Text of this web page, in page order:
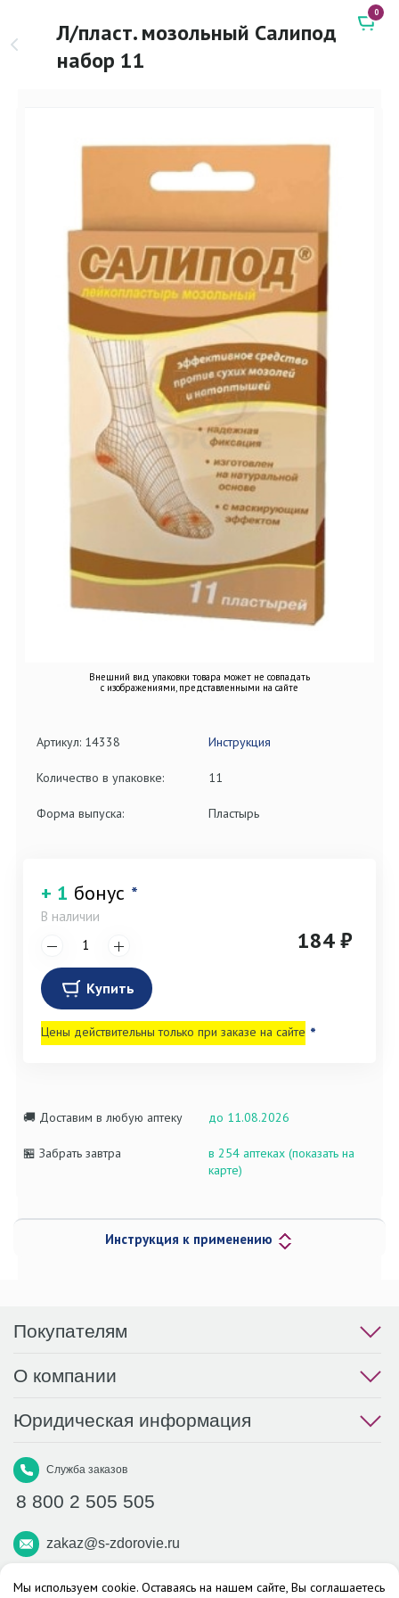
Л/пласт. мозольный Салипод
набор 11
0
Внешний вид упаковки товара может не совпадать
с изображениями, представленными на сайте
Артикул: 14338 Инструкция
Количество в упаковке: 11
Форма выпуска: Пластырь
+ 1 бонус *
В наличии
184 ₽
Купить
Цены действительны только при заказе на сайте *
🚚 Доставим в любую аптеку до 11.08.2026
🏪 Забрать завтра
в 254 аптеках (показать на
карте)
Инструкция к применению
Покупателям
О компании
Юридическая информация
Служба заказов
8 800 2 505 505
zakaz@s-zdorovie.ru
Макс Вконтакте Телеграм
Мы используем cookie. Оставаясь на нашем сайте, Вы соглашаетесь